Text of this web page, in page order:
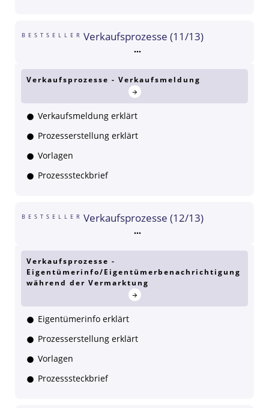
BESTSELLER Verkaufsprozesse (11/13)
Verkaufsprozesse - Verkaufsmeldung
Verkaufsmeldung erklärt
Prozesserstellung erklärt
Vorlagen
Prozesssteckbrief
BESTSELLER Verkaufsprozesse (12/13)
Verkaufsprozesse -
Eigentümerinfo/Eigentümerbenachrichtigung
während der Vermarktung
Eigentümerinfo erklärt
Prozesserstellung erklärt
Vorlagen
Prozesssteckbrief